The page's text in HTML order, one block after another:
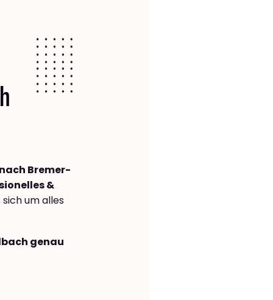
Bremer­
&
sich um alles
genau